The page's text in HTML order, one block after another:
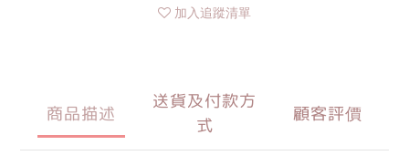
加入追蹤清單
商品描述
送貨及付款方
式
顧客評價